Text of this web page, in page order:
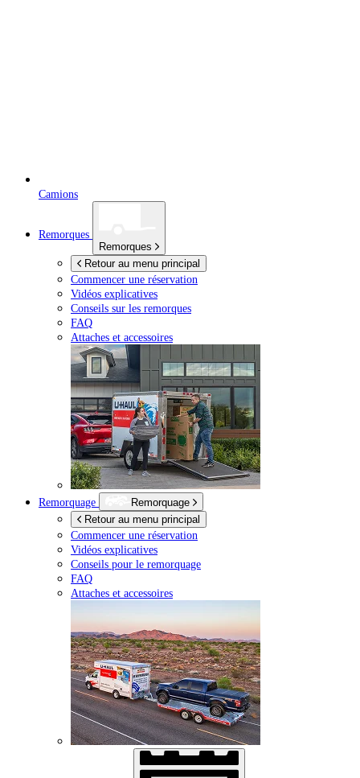
Camions
Remorques
Remorques
Retour au menu principal
Commencer une réservation
Vidéos explicatives
Conseils sur les remorques
FAQ
Attaches et accessoires
Remorquage
Remorquage
Retour au menu principal
Commencer une réservation
Vidéos explicatives
Conseils pour le remorquage
FAQ
Attaches et accessoires